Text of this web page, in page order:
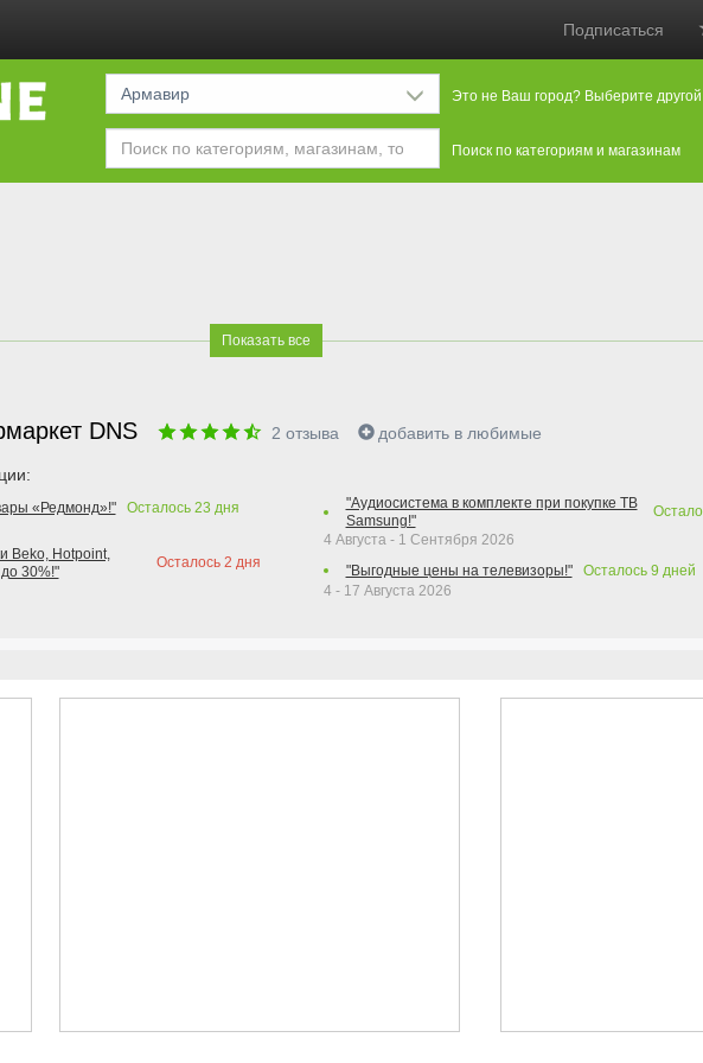
Подписаться
Армавир Это не Ваш город? Выберите другой
Поиск по категориям и магазинам
Показать все
DNS 2 отзыва добавить в любимые
«Редмонд»!" Осталось 23 дня
Beko, Hotpoint,
30%!"
Осталось 2 дня
"Аудиосистема в комплекте при покупке ТВ
Samsung!"
4 Августа - 1 Сентября 2026
"Выгодные цены на телевизоры!"
Осталось 9 дней
4 - 17 Августа 2026